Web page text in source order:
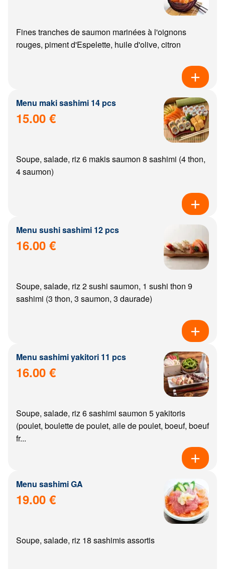
Fines tranches de saumon marinées à l'oignons
rouges, piment d'Espelette, huile d'olive, citron
Menu maki sashimi 14 pcs
15.00 €
Soupe, salade, riz 6 makis saumon 8 sashimi (4 thon,
4 saumon)
Menu sushi sashimi 12 pcs
16.00 €
Soupe, salade, riz 2 sushi saumon, 1 sushi thon 9
sashimi (3 thon, 3 saumon, 3 daurade)
Menu sashimi yakitori 11 pcs
16.00 €
Soupe, salade, riz 6 sashimi saumon 5 yakitoris
(poulet, boulette de poulet, aile de poulet, boeuf, boeuf
fr...
Menu sashimi GA
19.00 €
Soupe, salade, riz 18 sashimis assortis